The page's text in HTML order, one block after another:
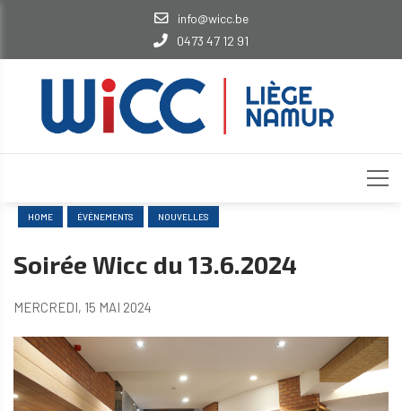
info@wicc.be
0473 47 12 91
HOME ÉVÉNEMENTS NOUVELLES
Soirée Wicc du 13.6.2024
MERCREDI, 15 MAI 2024